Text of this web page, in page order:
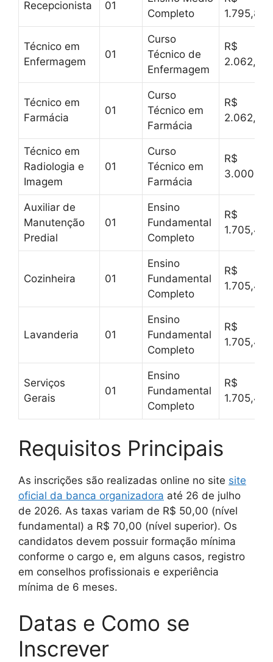
Recepcionista 01
Completo
1.795,81
Técnico em
Enfermagem
01
Curso
Técnico de
Enfermagem
R$
2.062,55
Técnico em
Farmácia
01
Curso
Técnico em
Farmácia
R$
2.062,55
Técnico em
Radiologia e
Imagem
01
Curso
Técnico em
Farmácia
R$
3.000,07
Auxiliar de
Manutenção
Predial
01
Ensino
Fundamental
Completo
R$
1.705,47
Cozinheira 01
Ensino
Fundamental
Completo
R$
1.705,47
Lavanderia 01
Ensino
Fundamental
Completo
R$
1.705,47
Serviços
Gerais
01
Ensino
Fundamental
Completo
R$
1.705,47
Requisitos Principais
As inscrições são realizadas online no site site
oficial da banca organizadora até 26 de julho
de 2026. As taxas variam de R$ 50,00 (nível
fundamental) a R$ 70,00 (nível superior). Os
candidatos devem possuir formação mínima
conforme o cargo e, em alguns casos, registro
em conselhos profissionais e experiência
mínima de 6 meses.
Datas e Como se
Inscrever